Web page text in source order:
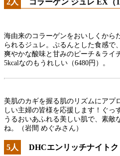
海由来のコラーゲンをおいしくから
られるジュレ。ぷるんとした食感で
爽やかな酸味と甘みのピーチ＆ライ
5kcalなのもうれしい（6480円）。
美肌のカギを握る肌のリズムにアプ
しい主婦の皆様を応援します！ぐっ
うるおいあふれる美しい肌で、素敵
ね。（岩間 めぐみさん）
5人
DHCエンリッチナイトク